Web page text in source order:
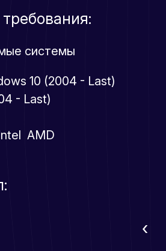
системы
10 (2004 - Last)
- Last)
AMD